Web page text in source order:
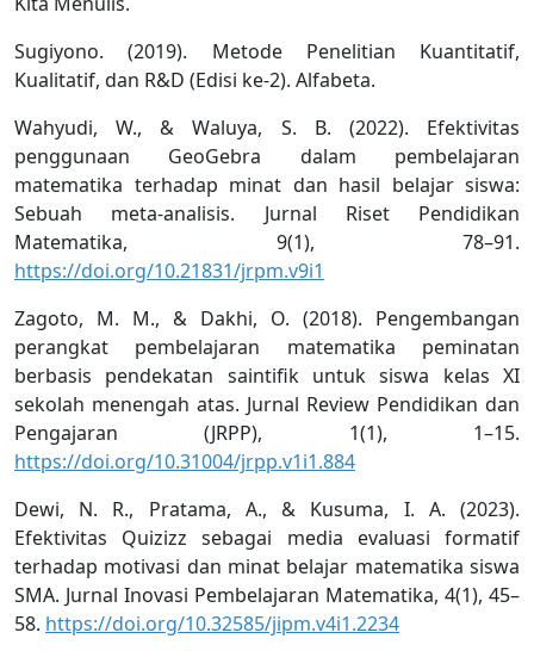
Sugiyono. (2019). Metode Penelitian Kuantitatif,
Kualitatif, dan R&D (Edisi ke-2). Alfabeta.
Wahyudi, W., & Waluya, S. B. (2022). Efektivitas
penggunaan GeoGebra dalam pembelajaran
matematika terhadap minat dan hasil belajar siswa:
Sebuah meta-analisis. Jurnal Riset Pendidikan
Matematika, 9(1), 78–91.
https://doi.org/10.21831/jrpm.v9i1
Zagoto, M. M., & Dakhi, O. (2018). Pengembangan
perangkat pembelajaran matematika peminatan
berbasis pendekatan saintifik untuk siswa kelas XI
sekolah menengah atas. Jurnal Review Pendidikan dan
Pengajaran (JRPP), 1(1), 1–15.
https://doi.org/10.31004/jrpp.v1i1.884
Dewi, N. R., Pratama, A., & Kusuma, I. A. (2023).
Efektivitas Quizizz sebagai media evaluasi formatif
terhadap motivasi dan minat belajar matematika siswa
SMA. Jurnal Inovasi Pembelajaran Matematika, 4(1), 45–
58. https://doi.org/10.32585/jipm.v4i1.2234